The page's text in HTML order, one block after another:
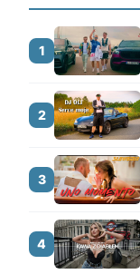
1
2
3
4